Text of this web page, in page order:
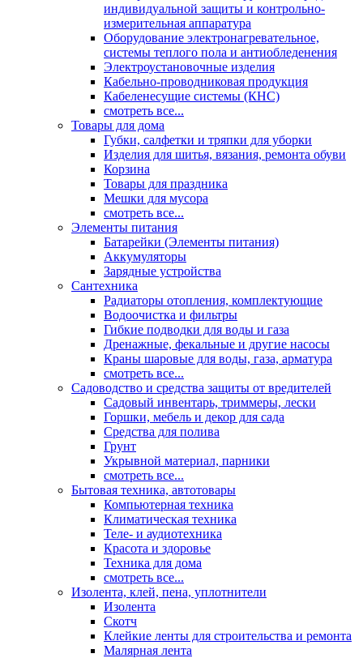
индивидуальной защиты и контрольно-
измерительная аппаратура
Оборудование электронагревательное,
системы теплого пола и антиобледенения
Электроустановочные изделия
Кабельно-проводниковая продукция
Кабеленесущие системы (КНС)
смотреть все...
Товары для дома
Губки, салфетки и тряпки для уборки
Изделия для шитья, вязания, ремонта обуви
Корзина
Товары для праздника
Мешки для мусора
смотреть все...
Элементы питания
Батарейки (Элементы питания)
Аккумуляторы
Зарядные устройства
Сантехника
Радиаторы отопления, комплектующие
Водоочистка и фильтры
Гибкие подводки для воды и газа
Дренажные, фекальные и другие насосы
Краны шаровые для воды, газа, арматура
смотреть все...
Садоводство и средства защиты от вредителей
Садовый инвентарь, триммеры, лески
Горшки, мебель и декор для сада
Средства для полива
Грунт
Укрывной материал, парники
смотреть все...
Бытовая техника, автотовары
Компьютерная техника
Климатическая техника
Теле- и аудиотехника
Красота и здоровье
Техника для дома
смотреть все...
Изолента, клей, пена, уплотнители
Изолента
Скотч
Клейкие ленты для строительства и ремонта
Малярная лента